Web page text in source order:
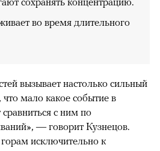
во время длительного
вызывает настолько сильный
мало какое событие в
с ним по
— говорит Кузнецов.
исключительно к